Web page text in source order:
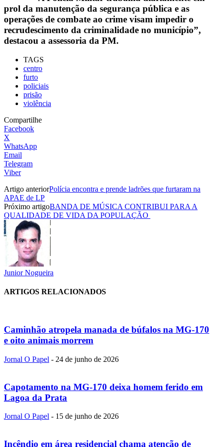
prol da manutenção da segurança pública e as
operações de combate ao crime visam impedir o
recrudescimento da criminalidade no município”,
destacou a assessoria da PM.
TAGS
centro
furto
policiais
prisão
violência
Compartilhe
Facebook
X
WhatsApp
Email
Telegram
Viber
Artigo anteriorPolícia encontra e prende ladrões que furtaram na
APAE de LP
Próximo artigoBANDA DE MÚSICA CONTRIBUI PARA A
QUALIDADE DE VIDA DA POPULAÇÃO
Junior Nogueira
ARTIGOS RELACIONADOS
Caminhão atropela manada de búfalos na MG-170
e oito animais morrem
Jornal O Papel - 24 de junho de 2026
Capotamento na MG-170 deixa homem ferido em
Lagoa da Prata
Jornal O Papel - 15 de junho de 2026
Incêndio em área residencial chama atenção de